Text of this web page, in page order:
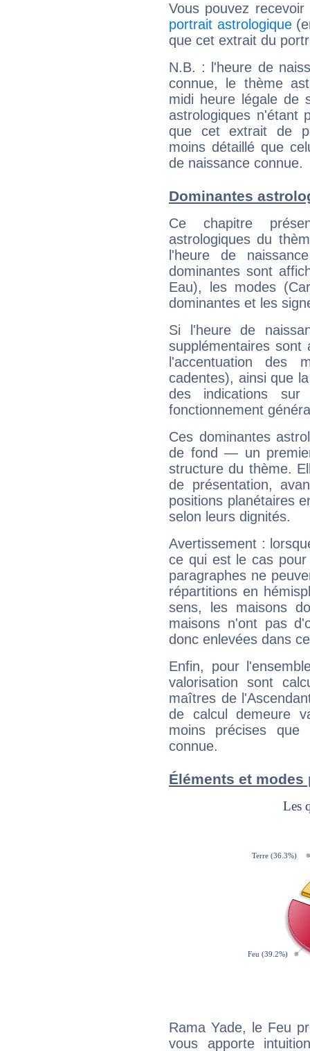
Vous pouvez
portrait astrologique
que cet extrait du
N.B. : l'heure de
connue, le thème
midi heure légale de
astrologiques n'étant
que cet extrait de
moins détaillé que
de naissance connue.
Dominantes
Ce chapitre
astrologiques du
l'heure de
dominantes sont
Eau), les modes
dominantes et les
Si l'heure de
supplémentaires sont
l'accentuation des
cadentes), ainsi que
des indications sur
fonctionnement
Ces dominantes
de fond — un
structure du thème.
de présentation,
positions planétaires
selon leurs dignités.
Avertissement :
ce qui est le cas
paragraphes ne
répartitions en
sens, les maisons
maisons n'ont pas
donc enlevées dans
Enfin, pour
valorisation sont
maîtres de
de calcul demeure
moins précises que
connue.
Éléments et modes
Rama Yade, le Feu
vous apporte